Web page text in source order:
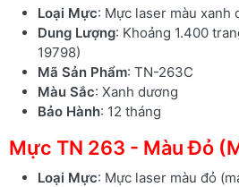
Loại Mực: Mực laser màu xanh
Dung Lượng: Khoảng 1.400
19798)
Mã Sản Phẩm: TN-263C
Màu Sắc: Xanh dương
Bảo Hành: 12 tháng
Mực TN 263 - Màu Đỏ
Loại Mực: Mực laser màu đỏ